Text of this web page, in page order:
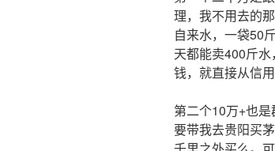
理，我不用去的
自来水，一袋50
天都能卖400斤
钱，就直接从信
第二个10万+也
要带我去贵阳买